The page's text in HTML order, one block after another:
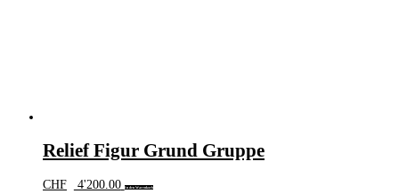
Relief Figur Grund Gruppe
CHF 4'200.00 In den Warenkorb